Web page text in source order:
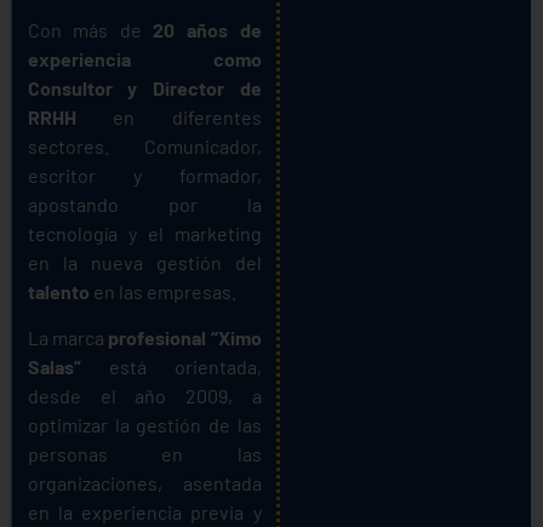
Con más de 20 años de
experiencia como
Consultor y Director de
RRHH en diferentes
sectores. Comunicador,
escritor y formador,
apostando por la
tecnología y el marketing
en la nueva gestión del
talento en las empresas.
La marca profesional “Ximo
Salas”está orientada,
desde el año 2009, a
optimizar la gestión de las
personas en las
organizaciones, asentada
en la experiencia previa y